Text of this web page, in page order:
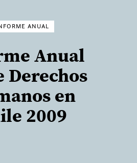
ANUAL
Anual
Derechos
en
2009